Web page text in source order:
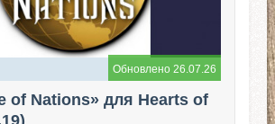
Обновлено 26.07.26
of Nations» для Hearts of